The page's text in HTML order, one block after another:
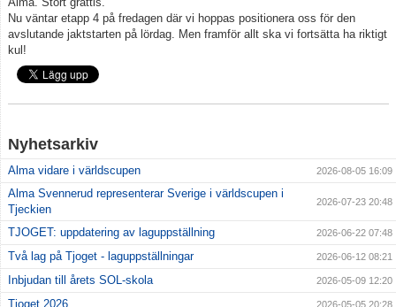
Nu väntar etapp 4 på fredagen där vi hoppas positionera oss för den
avslutande jaktstarten på lördag. Men framför allt ska vi fortsätta ha riktigt
kul!
Nyhetsarkiv
Alma vidare i världscupen 2026-08-05 16:09
Alma Svennerud representerar Sverige i världscupen i
Tjeckien
2026-07-23 20:48
TJOGET: uppdatering av laguppställning 2026-06-22 07:48
Två lag på Tjoget - laguppställningar 2026-06-12 08:21
Inbjudan till årets SOL-skola 2026-05-09 12:20
Tjoget 2026 2026-05-05 20:28